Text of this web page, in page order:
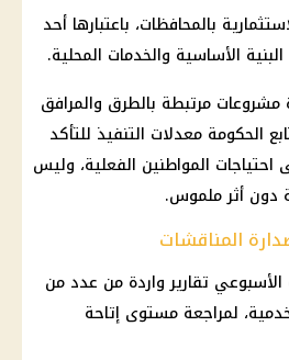
بالمحافظات، باعتبارها أحد
الأساسية والخدمات المحلية.
مرتبطة بالطرق والمرافق
الحكومة معدلات التنفيذ للتأكد
احتياجات المواطنين الفعلية، وليس
دون أثر ملموس.
المناقشات
تقارير واردة من عدد من
لمراجعة مستوى إتاحة